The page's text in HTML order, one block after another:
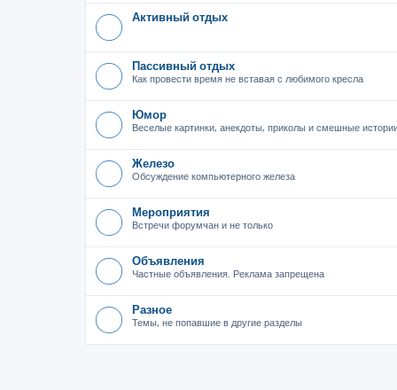
Активный отдых
Пассивный отдых
Как провести время не вставая с любимого кресла
Юмор
Веселые картинки, анекдоты, приколы и смешные
Железо
Обсуждение компьютерного железа
Мероприятия
Встречи форумчан и не только
Объявления
Частные объявления. Реклама запрещена
Разное
Темы, не попавшие в другие разделы